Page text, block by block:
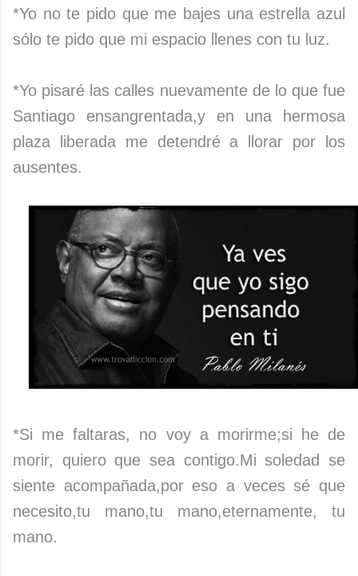
*Yo no te pido que me bajes una estrella azul
sólo te pido que mi espacio llenes con tu luz.
*Yo pisaré las calles nuevamente de lo que fue
Santiago ensangrentada,y en una hermosa
plaza liberada me detendré a llorar por los
ausentes.
*Si me faltaras, no voy a morirme;si he de
morir, quiero que sea contigo.Mi soledad se
siente acompañada,por eso a veces sé que
necesito,tu mano,tu mano,eternamente, tu
mano.